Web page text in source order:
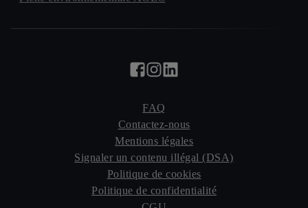
FAQ
Contactez-nous
Mentions légales
Signaler un contenu illégal (DSA)
Politique de cookies
Politique de confidentialité